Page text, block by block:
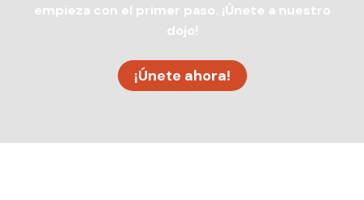
empieza con el primer paso. ¡Únete a nuestro
dojo!
¡Únete ahora!